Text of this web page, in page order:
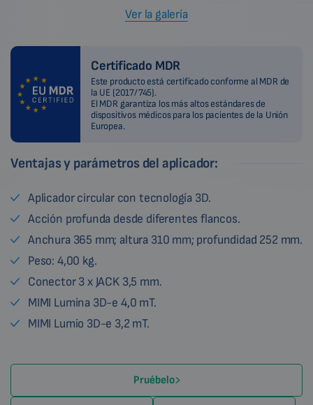
Ver la galería
Certificado MDR
Este producto está certificado conforme al MDR de
la UE (2017/745).
El MDR garantiza los más altos estándares de
dispositivos médicos para los pacientes de la Unión
Europea.
Ventajas y parámetros del aplicador:
Aplicador circular con tecnología 3D.
Acción profunda desde diferentes flancos.
Anchura 365 mm; altura 310 mm; profundidad 252 mm.
Peso: 4,00 kg.
Conector 3 x JACK 3,5 mm.
MIMI Lumina 3D-e 4,0 mT.
MIMI Lumio 3D-e 3,2 mT.
Pruébelo